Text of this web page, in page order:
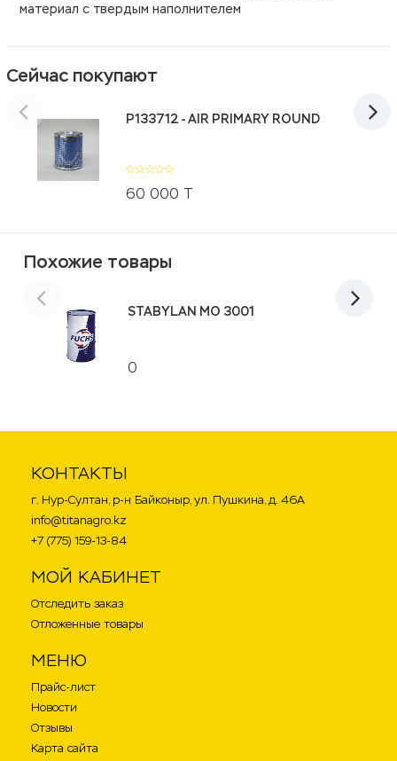
материал с твердым наполнителем
Сейчас покупают
60 000
P133712 - AIR PRIMARY ROUND
Похожие товары
0
STABYLAN MO 3001
КОНТАКТЫ
г. Нур-Султан, р-н Байконыр, ул. Пушкина, д. 46А
info@titanagro.kz
+7 (775) 159-13-84
МОЙ КАБИНЕТ
Отследить заказ
Отложенные товары
МЕНЮ
Прайс-лист
Новости
Отзывы
Карта сайта